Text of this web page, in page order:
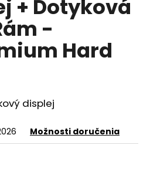
+ Dotyková
-
Hard
displej
Možnosti doručenia